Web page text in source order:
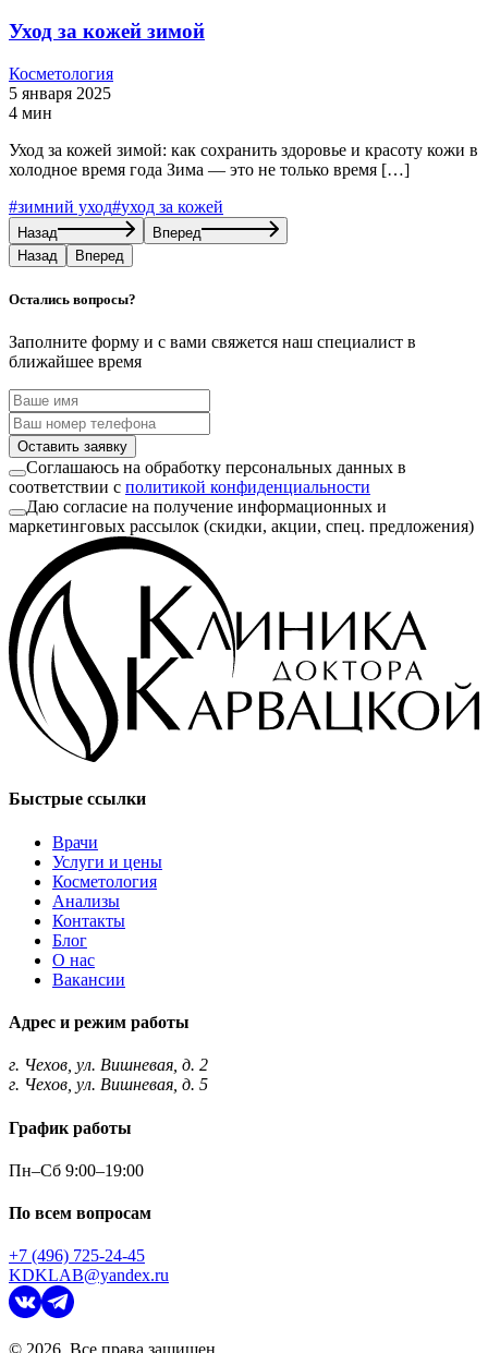
Уход за кожей зимой
Косметология
5 января 2025
4 мин
Уход за кожей зимой: как сохранить здоровье и красоту кожи в
холодное время года Зима — это не только время […]
#зимний уход#уход за кожей
Назад
Вперед
Назад
Вперед
Остались вопросы?
Заполните форму и с вами свяжется наш специалист в
ближайшее время
Оставить заявку
Соглашаюсь на обработку персональных данных в
соответствии с политикой конфиденциальности
Даю согласие на получение информационных и
маркетинговых рассылок (скидки, акции, спец. предложения)
Быстрые ссылки
Врачи
Услуги и цены
Косметология
Анализы
Контакты
Блог
О нас
Вакансии
Адрес и режим работы
г. Чехов, ул. Вишневая, д. 2
г. Чехов, ул. Вишневая, д. 5
График работы
Пн–Сб 9:00–19:00
По всем вопросам
+7 (496) 725-24-45
KDKLAB@yandex.ru